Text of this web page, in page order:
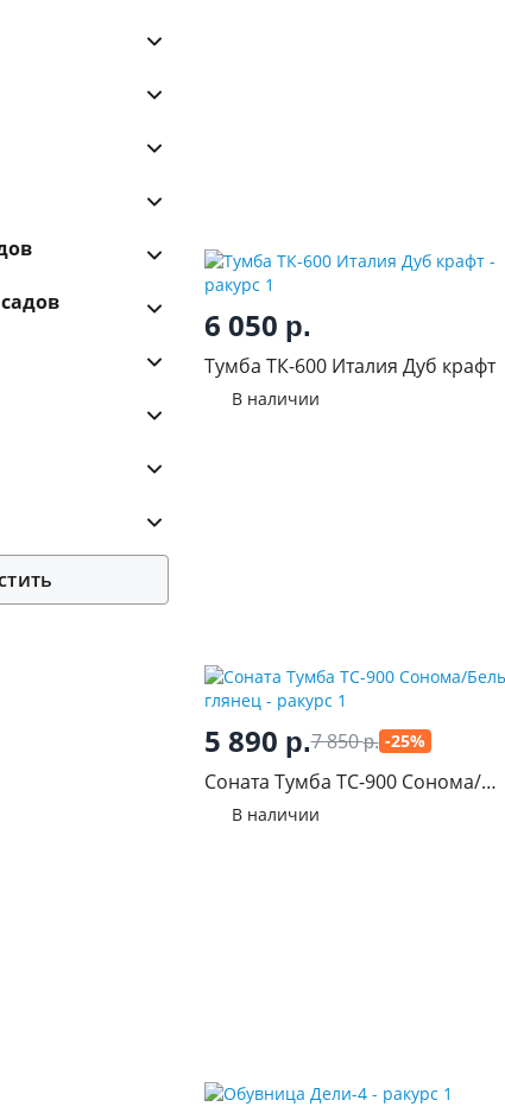
6 050 р.
Тумба ТК-600 Италия Дуб крафт
В наличии
5 890 р.7 850р. -25%
Соната Тумба ТС-900 Сонома/
Белый глянец
В наличии